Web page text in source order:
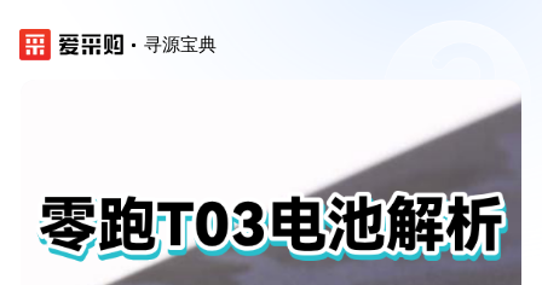
寻源宝典